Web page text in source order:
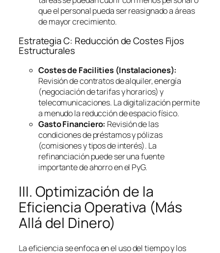
que el personal pueda ser reasignado a áreas
de mayor crecimiento.
Estrategia C: Reducción de Costes Fijos
Estructurales
Costes de Facilities (Instalaciones):
Revisión de contratos de alquiler, energía
(negociación de tarifas y horarios) y
telecomunicaciones. La digitalización permite
a menudo la reducción de espacio físico.
Gasto Financiero: Revisión de las
condiciones de préstamos y pólizas
(comisiones y tipos de interés). La
refinanciación puede ser una fuente
importante de ahorro en el PyG.
III. Optimización de la
Eficiencia Operativa (Más
Allá del Dinero)
La eficiencia se enfoca en el uso del tiempo y los